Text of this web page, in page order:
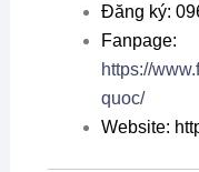
Đăng ký:
Fanpage:
https://
quoc/
Website: